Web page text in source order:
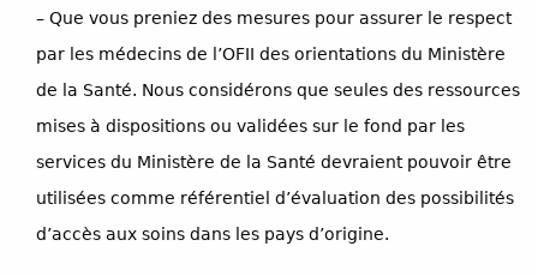
– Que vous preniez des mesures pour assurer le respect
par les médecins de l’OFII des orientations du Ministère
de la Santé. Nous considérons que seules des ressources
mises à dispositions ou validées sur le fond par les
services du Ministère de la Santé devraient pouvoir être
utilisées comme référentiel d’évaluation des possibilités
d’accès aux soins dans les pays d’origine.